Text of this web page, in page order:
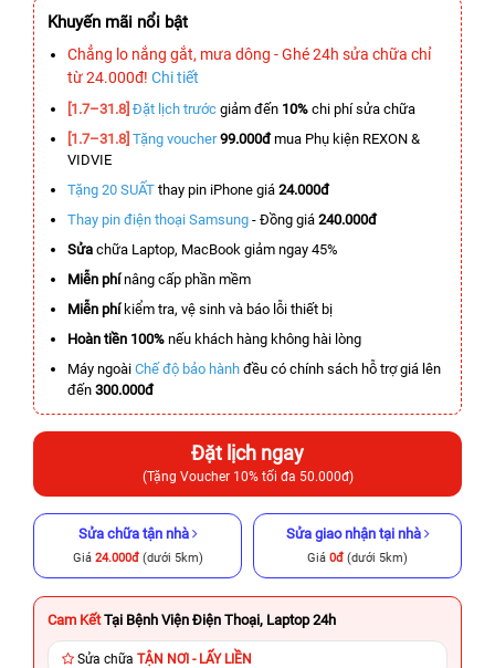
Khuyến mãi nổi bật
Chẳng lo nắng gắt, mưa dông - Ghé 24h sửa chữa chỉ
từ 24.000đ! Chi tiết
[1.7–31.8] Đặt lịch trước giảm đến 10% chi phí sửa chữa
[1.7–31.8] Tặng voucher 99.000đmua Phụ kiện REXON &
VIDVIE
Tặng 20 SUẤT thay pin iPhone giá 24.000đ
Thay pin điện thoại Samsung - Đồng giá 240.000đ
Sửa chữa Laptop, MacBook giảm ngay 45%
Miễn phínâng cấp phần mềm
Miễn phíkiểm tra, vệ sinh và báo lỗi thiết bị
Hoàn tiền 100% nếu khách hàng không hài lòng
Máy ngoài Chế độ bảo hành đều có chính sách hỗ trợ giá lên
đến 300.000đ
Đặt lịch ngay
(Tặng Voucher 10% tối đa 50.000đ)
Sửa chữa tận nhà
Giá 24.000đ(dưới 5km)
Sửa giao nhận tại nhà
Giá 0đ (dưới 5km)
Cam Kết Tại Bệnh Viện Điện Thoại, Laptop 24h
Sửa chữa TẬN NƠI - LẤY LIỀN